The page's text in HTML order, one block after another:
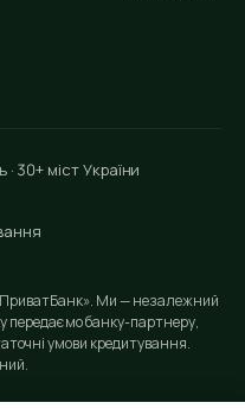
30+ міст України
Ми — незалежний
передаємо банку-партнеру,
умови кредитування.